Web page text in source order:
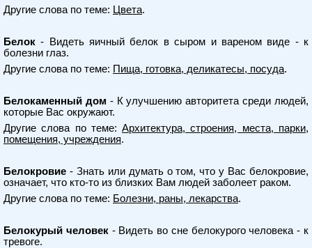
Другие слова по теме: Цвета.
Белок - Видеть яичный белок в сыром и вареном виде - к
болезни глаз.
Другие слова по теме: Пища, готовка, деликатесы, посуда.
Белокаменный дом - К улучшению авторитета среди людей,
которые Вас окружают.
Другие слова по теме:Архитектура, строения, места, парки,
помещения, учреждения.
Белокровие - Знать или думать о том, что у Вас белокровие,
означает, что кто-то из близких Вам людей заболеет раком.
Другие слова по теме: Болезни, раны, лекарства.
Белокурый человек - Видеть во сне белокурого человека - к
тревоге.